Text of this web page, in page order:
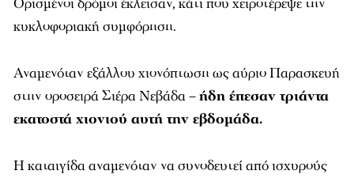
κυκλοφοριακή συμφόρηση.
Αναμενόταν εξάλλου χιονόπτωση ως αύριο Παρασκευή
στην οροσειρά Σιέρα Νεβάδα –ήδη έπεσαν τριάντα
εκατοστά χιονιού αυτή την εβδομάδα.
Η καταιγίδα αναμενόταν να συνοδευτεί από ισχυρούς